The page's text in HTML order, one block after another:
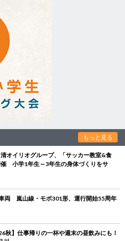
もっと見る
オイリオグループ、「サッカー教室&食
催 小学1年生～3年生の身体づくりをサ
両 嵐山線・モボ301形、運行開始55周年
秋】仕事帰りの一杯や週末の昼飲みにも！